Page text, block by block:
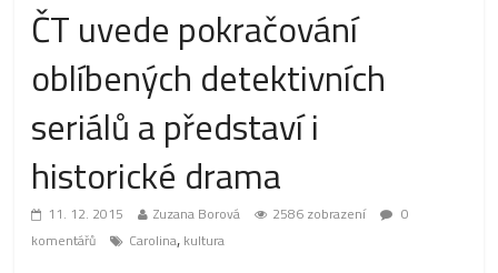
ČT uvede pokračování
oblíbených detektivních
seriálů a představí i
historické drama
11. 12. 2015 Zuzana Borová 2586 zobrazení
0
komentářů
Carolina, kultura